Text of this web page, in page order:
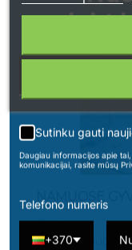
NAMUOSE
2756 Peržiūros
Daugelis
Sutinku gauti
Daugiau informacijos apie
komunikacijai, rasite mūsų
Telefono numeris
+370